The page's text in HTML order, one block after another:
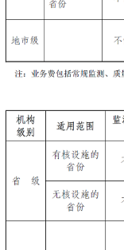
五、核与
应急设备
条件，能
持和为政
机构必须
表4。
六、专项
专项辐射